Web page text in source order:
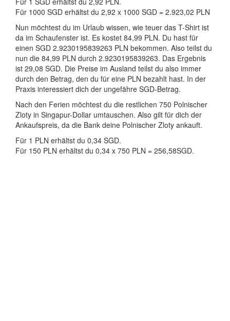
Für 1000 SGD erhältst du 2,92 x 1000 SGD = 2.923,02 PLN
Nun möchtest du im Urlaub wissen, wie teuer das T-Shirt ist
da im Schaufenster ist. Es kostet 84,99 PLN. Du hast für
einen SGD 2.9230195839263 PLN bekommen. Also teilst du
nun die 84,99 PLN durch 2.9230195839263. Das Ergebnis
ist 29,08 SGD. Die Preise im Ausland teilst du also immer
durch den Betrag, den du für eine PLN bezahlt hast. In der
Praxis interessiert dich der ungefähre SGD-Betrag.
Nach den Ferien möchtest du die restlichen 750 Polnischer
Zloty in Singapur-Dollar umtauschen. Also gilt für dich der
Ankaufspreis, da die Bank deine Polnischer Zloty ankauft.
Für 1 PLN erhältst du 0,34 SGD.
Für 150 PLN erhältst du 0,34 x 750 PLN = 256,58SGD.